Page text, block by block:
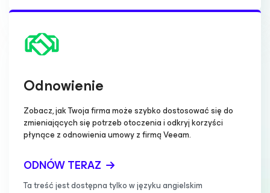
Odnowienie
Zobacz, jak Twoja firma może szybko dostosować się do
zmieniających się potrzeb otoczenia i odkryj korzyści
płynące z odnowienia umowy z firmą Veeam.
ODNÓW TERAZ
Ta treść jest dostępna tylko w języku angielskim